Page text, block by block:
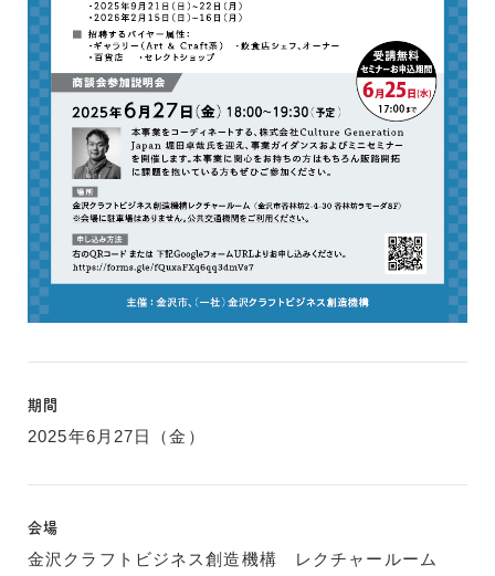
期間
2025年6月27日（金）
会場
金沢クラフトビジネス創造機構 レクチャールーム